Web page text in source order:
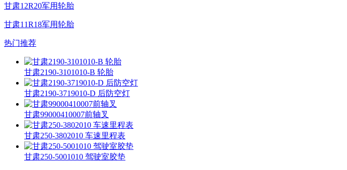
甘肃12R20军用轮胎
甘肃11R18军用轮胎
热门推荐
甘肃2190-3101010-B 轮胎
甘肃2190-3719010-D 后防空灯
甘肃99000410007前轴叉
甘肃250-3802010 车速里程表
甘肃250-5001010 驾驶室胶垫